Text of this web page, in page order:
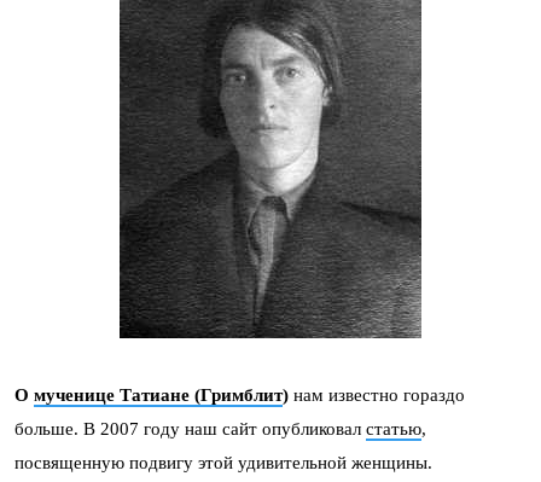
О мученице Татиане (Гримблит) нам известно гораздо
больше. В 2007 году наш сайт опубликовал статью,
посвященную подвигу этой удивительной женщины.